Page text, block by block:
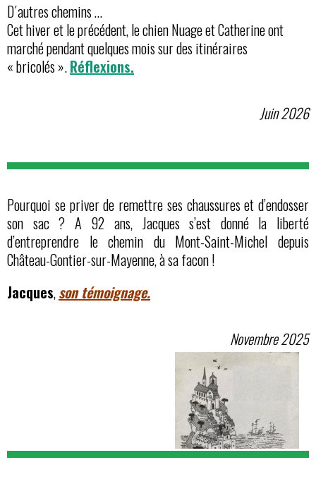
D´autres chemins …
Cet hiver et le précédent, le chien Nuage et Catherine ont
marché pendant quelques mois sur des itinéraires
« bricolés ».Réflexions.
Juin 2026
Pourquoi se priver de remettre ses chaussures et d’endosser
son sac ? A 92 ans, Jacques s’est donné la liberté
d’entreprendre le chemin du Mont-Saint-Michel depuis
Château-Gontier-sur-Mayenne, à sa facon !
Jacques,son témoignage.
Novembre 2025